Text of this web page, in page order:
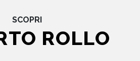
SCOPRI
ROLLO